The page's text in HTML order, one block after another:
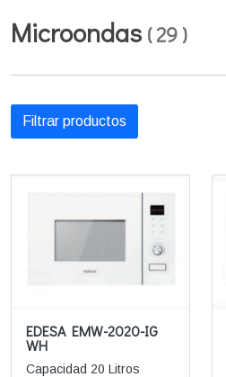
Microondas (29 )
Filtrar productos
EDESA EMW-2020-IG
WH
Capacidad 20 Litros